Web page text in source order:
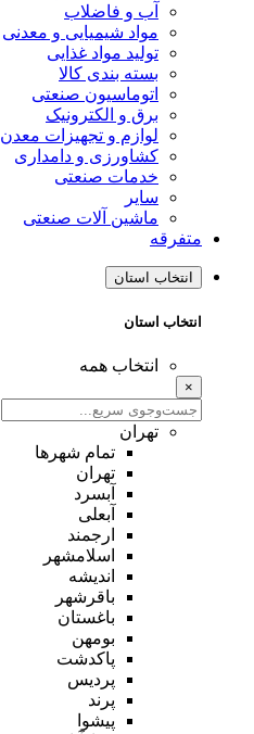
آب و فاضلاب
مواد شیمیایی و معدنی
تولید مواد غذایی
بسته بندی کالا
اتوماسیون صنعتی
برق و الکترونیک
لوازم و تجهیزات معدن
کشاورزی و دامداری
خدمات صنعتی
سایر
ماشین آلات صنعتی
متفرقه
انتخاب استان
انتخاب استان
انتخاب همه
×
تهران
تمام شهر‌ها
تهران
آبسرد
آبعلی
ارجمند
اسلامشهر
اندیشه
باقرشهر
باغستان
بومهن
پاکدشت
پردیس
پرند
پیشوا